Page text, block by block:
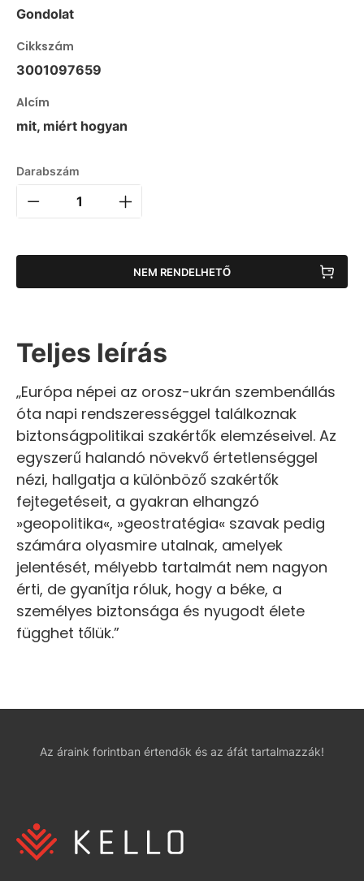
Gondolat
Cikkszám
3001097659
Alcím
mit, miért hogyan
Darabszám
NEM RENDELHETŐ
Teljes leírás
„Európa népei az orosz-ukrán szembenállás
óta napi rendszerességgel találkoznak
biztonságpolitikai szakértők elemzéseivel. Az
egyszerű halandó növekvő értetlenséggel
nézi, hallgatja a különböző szakértők
fejtegetéseit, a gyakran elhangzó
»geopolitika«, »geostratégia« szavak pedig
számára olyasmire utalnak, amelyek
jelentését, mélyebb tartalmát nem nagyon
érti, de gyanítja róluk, hogy a béke, a
személyes biztonsága és nyugodt élete
függhet tőlük.”
Az áraink forintban értendők és az áfát tartalmazzák!